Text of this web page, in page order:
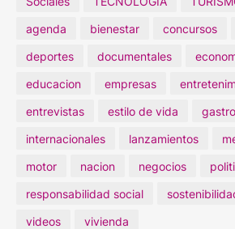
agenda
bienestar concursos
deportes
documentales
educacion
empresas
entrevistas
estilo de vida
internacionales
lanzamientos
motor
nacion negocios
responsabilidad social
videos
vivienda